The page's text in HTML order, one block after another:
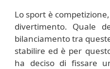
Lo sport è
divertimento. Quale
bilanciamento tra
stabilire ed è per
ha deciso di fissare